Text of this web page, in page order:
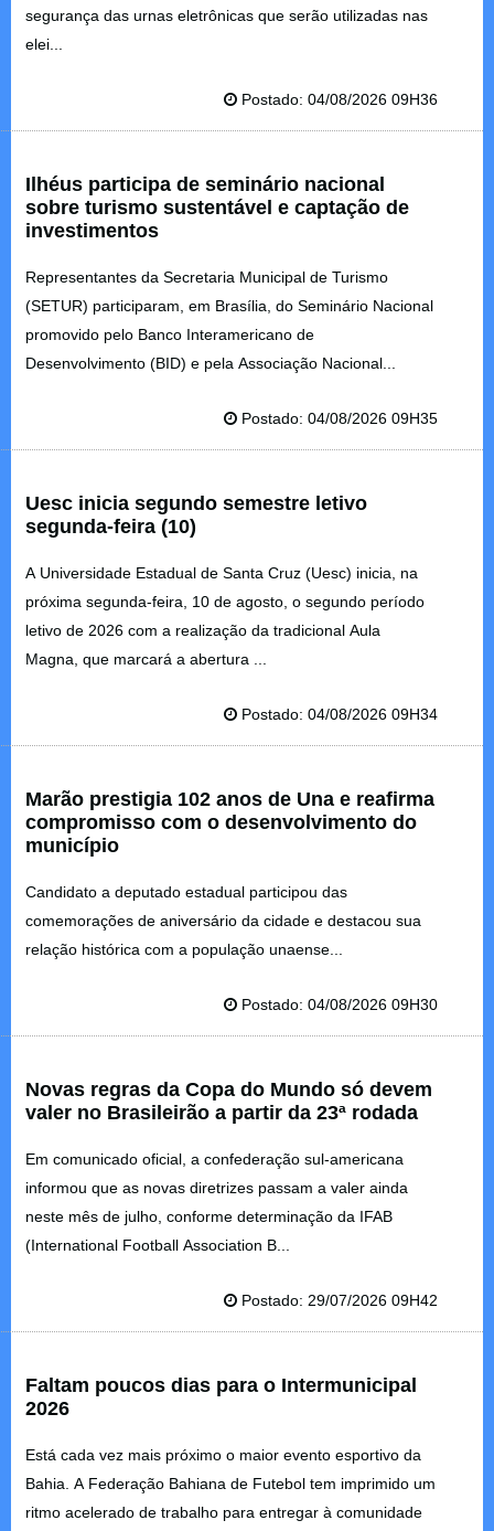
segurança das urnas eletrônicas que serão utilizadas nas
elei...
Postado: 04/08/2026 09H36
Ilhéus participa de seminário nacional
sobre turismo sustentável e captação de
investimentos
Representantes da Secretaria Municipal de Turismo
(SETUR) participaram, em Brasília, do Seminário Nacional
promovido pelo Banco Interamericano de
Desenvolvimento (BID) e pela Associação Nacional...
Postado: 04/08/2026 09H35
Uesc inicia segundo semestre letivo
segunda-feira (10)
A Universidade Estadual de Santa Cruz (Uesc) inicia, na
próxima segunda-feira, 10 de agosto, o segundo período
letivo de 2026 com a realização da tradicional Aula
Magna, que marcará a abertura ...
Postado: 04/08/2026 09H34
Marão prestigia 102 anos de Una e reafirma
compromisso com o desenvolvimento do
município
Candidato a deputado estadual participou das
comemorações de aniversário da cidade e destacou sua
relação histórica com a população unaense...
Postado: 04/08/2026 09H30
Novas regras da Copa do Mundo só devem
valer no Brasileirão a partir da 23ª rodada
Em comunicado oficial, a confederação sul-americana
informou que as novas diretrizes passam a valer ainda
neste mês de julho, conforme determinação da IFAB
(International Football Association B...
Postado: 29/07/2026 09H42
Faltam poucos dias para o Intermunicipal
2026
Está cada vez mais próximo o maior evento esportivo da
Bahia. A Federação Bahiana de Futebol tem imprimido um
ritmo acelerado de trabalho para entregar à comunidade